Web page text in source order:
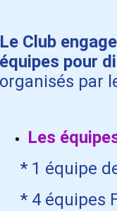
Club
pour
par
Les
1 équipe de
4 équipes